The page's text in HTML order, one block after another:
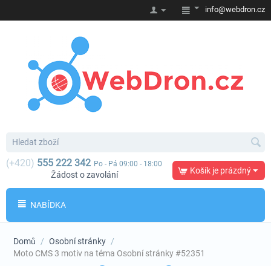
info@webdron.cz
(+420) 555 222 342 Po - Pá 09:00 - 18:00
Žádost o zavolání Košík je prázdný
NABÍDKA
Domů / Osobní stránky /
Moto CMS 3 motiv na téma Osobní stránky #52351